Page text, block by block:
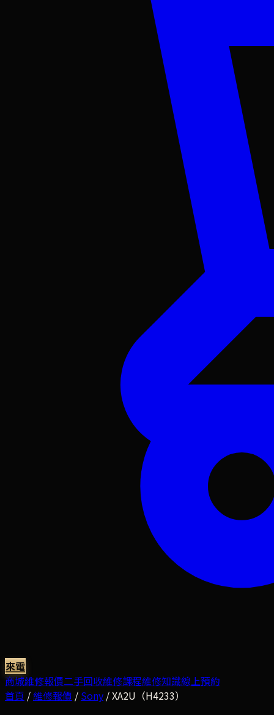
來電
商城維修報價二手回收維修課程維修知識線上預約
首頁 /維修報價 / Sony /XA2U（H4233）